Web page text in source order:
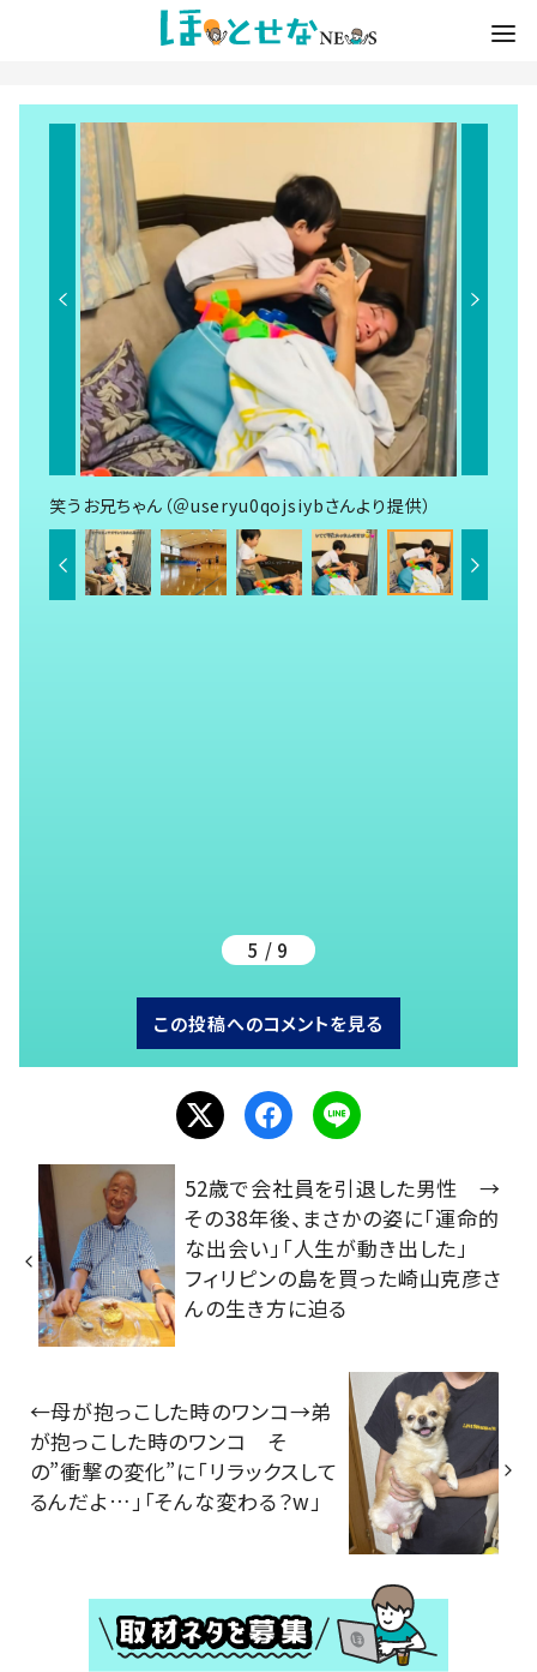
笑うお兄ちゃん（＠useryu0qojsiybさんより提供）
5 / 9
この投稿へのコメントを見る
52歳で会社員を引退した男性 →
その38年後、まさかの姿に「運命的
な出会い」「人生が動き出した」
フィリピンの島を買った崎山克彦さ
んの生き方に迫る
←母が抱っこした時のワンコ→弟
が抱っこした時のワンコ そ
の”衝撃の変化”に「リラックスして
るんだよ…」「そんな変わる？w」